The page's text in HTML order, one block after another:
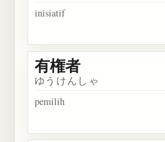
inisiatif
有権者
ゆうけんしゃ
pemilih